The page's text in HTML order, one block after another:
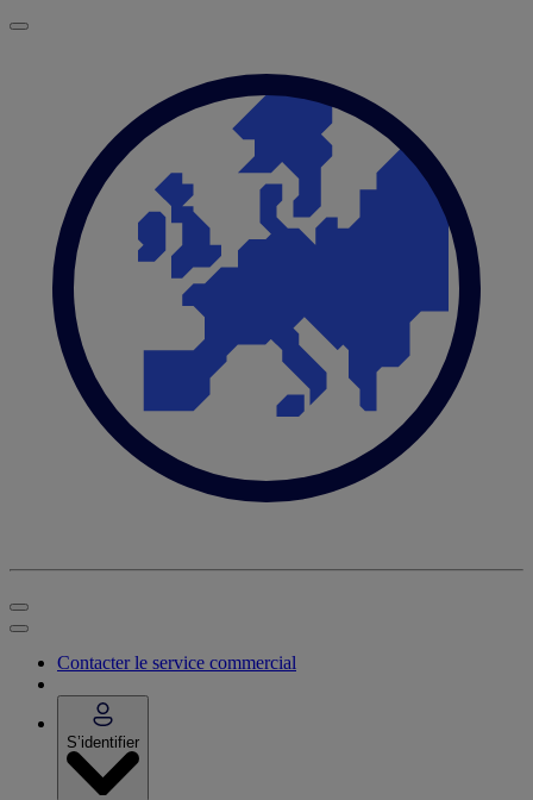
Contacter le service commercial
S’identifier